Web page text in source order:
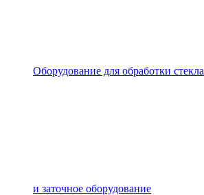
Оборудование для обработки стекла
и заточное оборудование